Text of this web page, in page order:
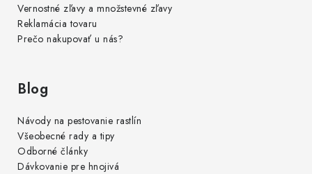
Vernostné zľavy a množstevné zľavy
Reklamácia tovaru
Prečo nakupovať u nás?
Blog
Návody na pestovanie rastlín
Všeobecné rady a tipy
Odborné články
Dávkovanie pre hnojivá